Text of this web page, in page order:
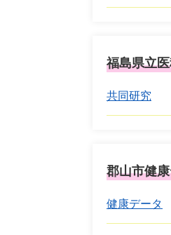
福島県立
共同研究
郡山市健
健康データ